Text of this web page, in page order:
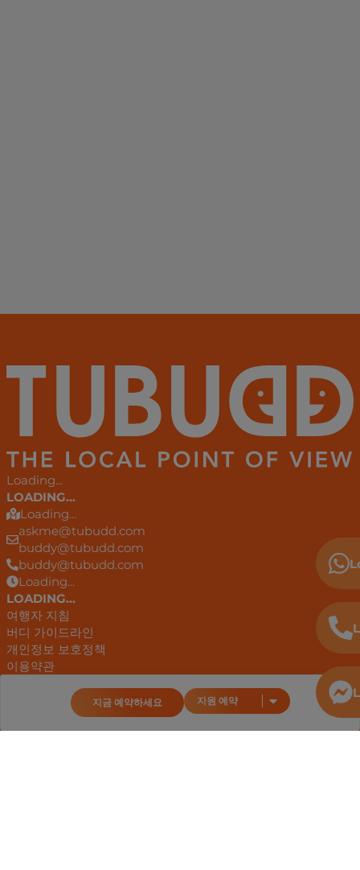
지금 예약하세요 지원 예약
Loading...
LOADING...
Loading...
askme@tubudd.com
buddy@tubudd.com
buddy@tubudd.com
Loading...
LOADING...
여행자 지침
버디 가이드라인
개인정보 보호정책
이용약관
LOADING...
Loading...